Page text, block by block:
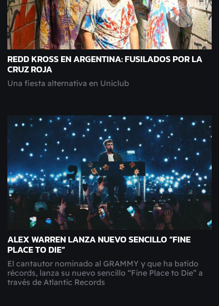
REDD KROSS EN ARGENTINA: FUSILADOS POR LA
CRUZ ROJA
Una fiesta alternativa en Uniclub
ALEX WARREN LANZA NUEVO SENCILLO “FINE
PLACE TO DIE”
El cantautor nominado al GRAMMY y que ha batido
récords, lanza su nuevo sencillo “Fine Place to Die” a
través de Atlantic Records